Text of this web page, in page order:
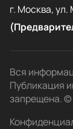
г. Москва,
Вся
Публикация
запрещена.